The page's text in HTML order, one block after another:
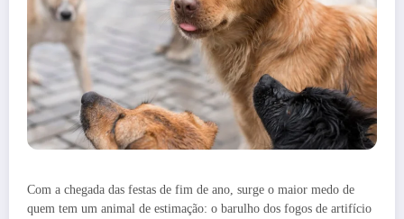
Com a chegada das festas de fim de ano, surge o maior medo de
quem tem um animal de estimação: o barulho dos fogos de artifício